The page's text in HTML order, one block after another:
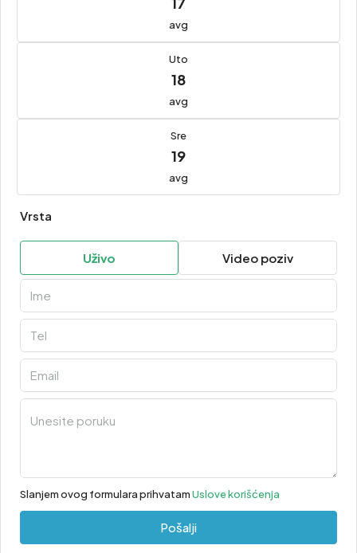
avg
Uto
18
avg
Sre
19
avg
Vrsta
Uživo Video poziv
Slanjem ovog formulara prihvatamUslove korišćenja
Pošalji